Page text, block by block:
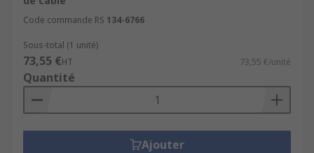
Code commande RS 134-6766
Sous-total (1 unité)
73,55 €HT 73,55 €/unité
Quantité
Ajouter